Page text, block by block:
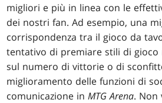
migliori e più in linea con le
dei nostri fan. Ad esempio, una
corrispondenza tra il gioco da
tentativo di premiare stili di
sul numero di vittorie o di
miglioramento delle funzioni di
comunicazione inMTG Arena. Non